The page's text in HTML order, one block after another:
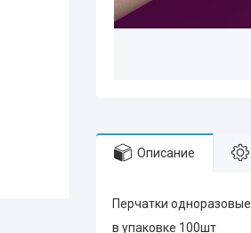
Описание
Перчатки одноразовые
в упаковке 100шт